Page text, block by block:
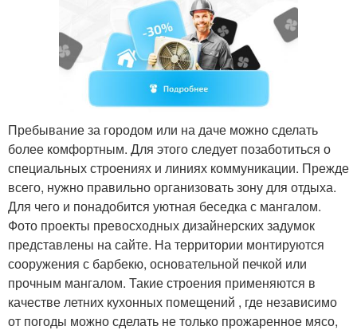
Пребывание за городом или на даче можно сделать
более комфортным. Для этого следует позаботиться о
специальных строениях и линиях коммуникации. Прежде
всего, нужно правильно организовать зону для отдыха.
Для чего и понадобится уютная беседка с мангалом.
Фото проекты превосходных дизайнерских задумок
представлены на сайте. На территории монтируются
сооружения с барбекю, основательной печкой или
прочным мангалом. Такие строения применяются в
качестве летних кухонных помещений , где независимо
от погоды можно сделать не только прожаренное мясо,